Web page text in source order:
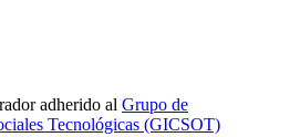
adherido al Grupo de
Tecnológicas (GICSOT)